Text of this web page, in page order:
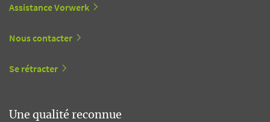
Assistance Vorwerk
Nous contacter
Se rétracter
Une qualité reconnue